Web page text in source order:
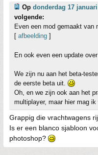
Op donderdag 17 januari
volgende:
Even een mod gemaakt van
[ afbeelding ]
En ook even een update
We zijn nu aan het beta-
de eerste beta uit.
Oh, en we zijn ook aan het
multiplayer, maar hier mag
Grappig die vrachtwagens
Is er een blanco sjabloon
photoshop?